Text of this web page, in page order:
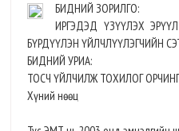
БИДНИЙ ЗОРИЛГО:
ИРГЭДЭД ҮЗҮҮЛЭХ
БҮРДҮҮЛЭН ҮЙЛЧЛҮҮЛЭГЧИЙН
БИДНИЙ УРИА:
ТОСЧ ҮЙЛЧИЛЖ ТОХИЛОГ
Хүний нөөц